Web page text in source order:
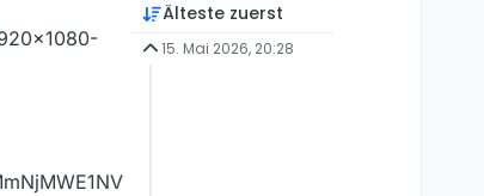
Älteste zuerst
15. Mai 2026, 20:28